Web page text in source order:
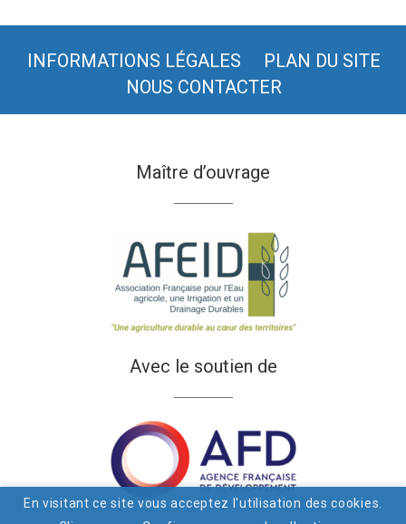
INFORMATIONS LÉGALES
PLAN DU SITE
NOUS CONTACTER
Maître d’ouvrage
Avec le soutien de
En visitant ce site vous acceptez l'utilisation des cookies.